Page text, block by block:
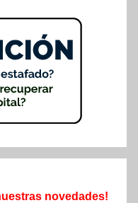
novedades!